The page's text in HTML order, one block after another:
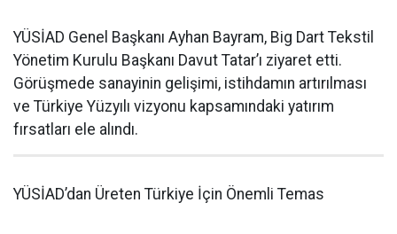
YÜSİAD Genel Başkanı Ayhan Bayram, Big Dart Tekstil
Yönetim Kurulu Başkanı Davut Tatar’ı ziyaret etti.
Görüşmede sanayinin gelişimi, istihdamın artırılması
ve Türkiye Yüzyılı vizyonu kapsamındaki yatırım
fırsatları ele alındı.
YÜSİAD’dan Üreten Türkiye İçin Önemli Temas